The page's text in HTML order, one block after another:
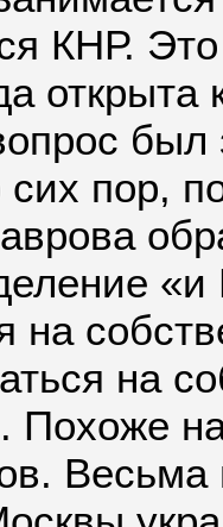
КНР.
открыта
сих пор,
на
на
Похоже
Весьма